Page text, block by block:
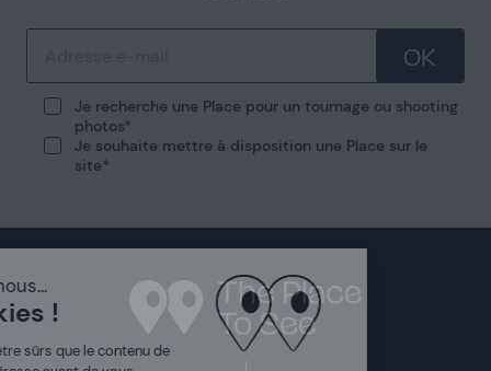
OK
Je recherche une Place pour un tournage ou shooting
photos
Je souhaite mettre à disposition une Place sur le
site